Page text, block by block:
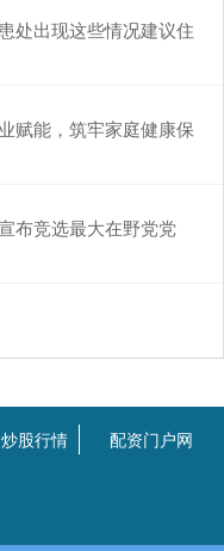
处出现这些情况建议住
赋能，筑牢家庭健康保
布竞选最大在野党党
股行情 配资门户网